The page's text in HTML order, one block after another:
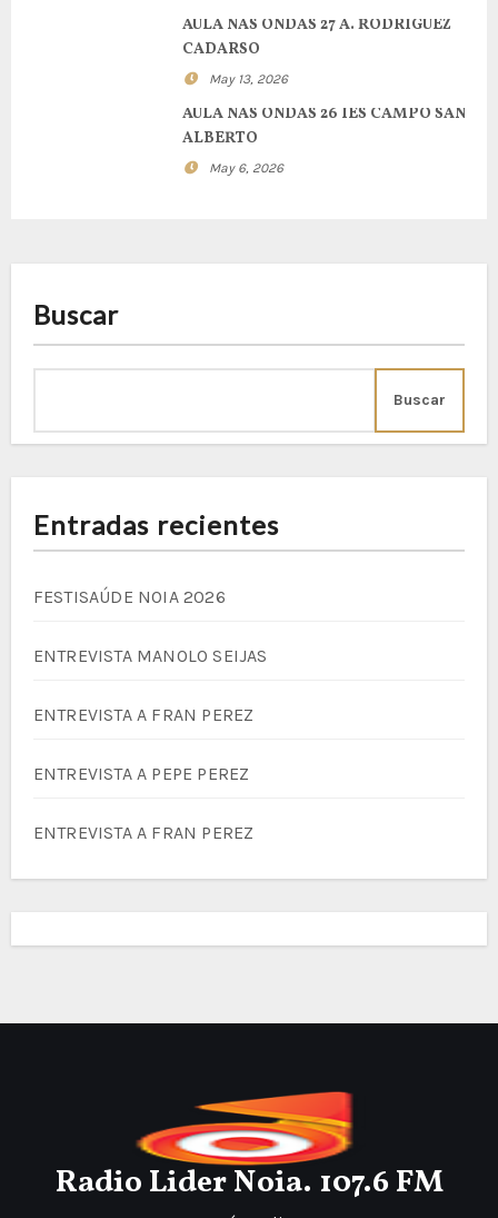
AULA NAS ONDAS 27 A. RODRIGUEZ
CADARSO
May 13, 2026
AULA NAS ONDAS 26 IES CAMPO SAN
ALBERTO
May 6, 2026
Buscar
Buscar
Entradas recientes
FESTISAÚDE NOIA 2026
ENTREVISTA MANOLO SEIJAS
ENTREVISTA A FRAN PEREZ
ENTREVISTA A PEPE PEREZ
ENTREVISTA A FRAN PEREZ
Radio Lider Noia. 107.6 FM